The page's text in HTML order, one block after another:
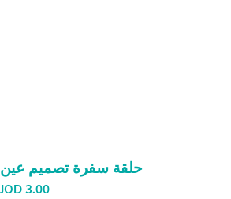
حلقة سفرة تصميم عين
JOD 3.00